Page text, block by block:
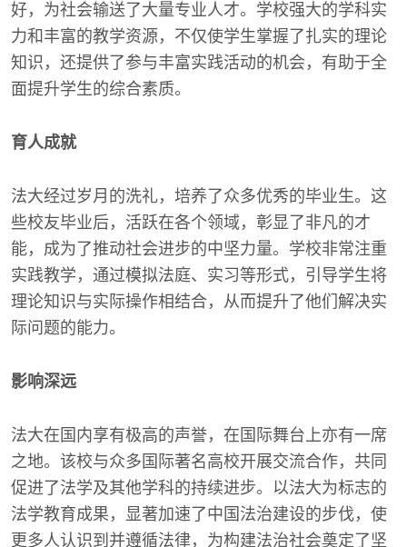
好，为社会输送了大量专业人才。学校强大的学科实
力和丰富的教学资源，不仅使学生掌握了扎实的理论
知识，还提供了参与丰富实践活动的机会，有助于全
面提升学生的综合素质。
育人成就
法大经过岁月的洗礼，培养了众多优秀的毕业生。这
些校友毕业后，活跃在各个领域，彰显了非凡的才
能，成为了推动社会进步的中坚力量。学校非常注重
实践教学，通过模拟法庭、实习等形式，引导学生将
理论知识与实际操作相结合，从而提升了他们解决实
际问题的能力。
影响深远
法大在国内享有极高的声誉，在国际舞台上亦有一席
之地。该校与众多国际著名高校开展交流合作，共同
促进了法学及其他学科的持续进步。以法大为标志的
法学教育成果，显著加速了中国法治建设的步伐，使
更多人认识到并遵循法律，为构建法治社会奠定了坚